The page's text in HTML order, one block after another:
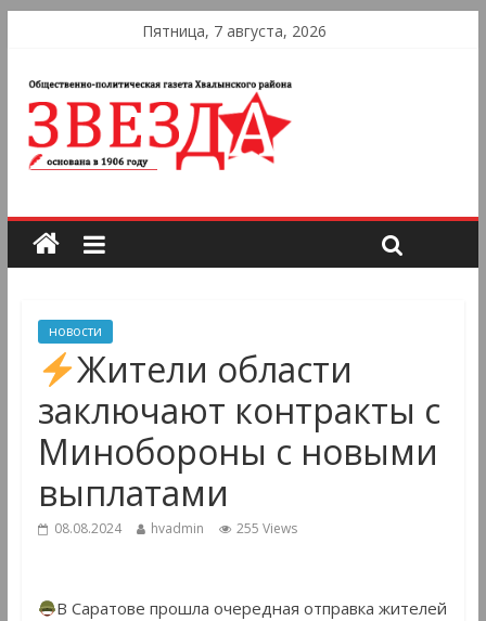
Пятница, 7 августа, 2026
новости
Жители области
заключают контракты с
Минобороны с новыми
выплатами
08.08.2024 hvadmin 255 Views
В Саратове прошла очередная отправка жителей